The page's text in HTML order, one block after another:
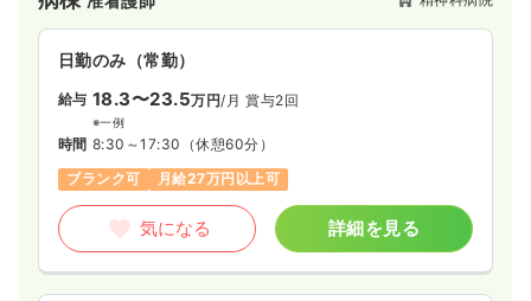
ケアができ、かつメンタルケアやストレスケアにも精神保健指
定医による十分な専門的治療のできる体制が整っております。
精神科の面に関しては、統合失調症や認知症、気分障害をメイ
ンに対応しており、高齢者の患者様が多いです。
「寝たきりにさせない」というモットーを掲げ、患者様のケア
もしっかり行っております。
日勤のみ（常勤）
給与 18.3〜23.5万円/月 賞与2回
※一例
時間 8:30～17:30 （休憩60分）
ブランク可
月給27万円以上可
気になる 詳細を見る